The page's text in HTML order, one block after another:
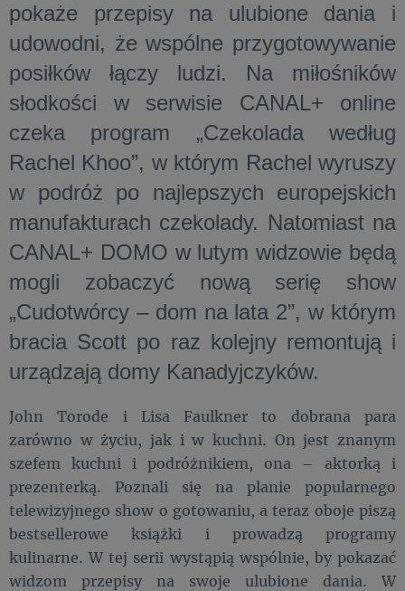
pokaże przepisy na ulubione dania i
udowodni, że wspólne przygotowywanie
posiłków łączy ludzi. Na miłośników
słodkości w serwisie CANAL+ online
czeka program „Czekolada według
Rachel Khoo”, w którym Rachel wyruszy
w podróż po najlepszych europejskich
manufakturach czekolady. Natomiast na
CANAL+ DOMO w lutym widzowie będą
mogli zobaczyć nową serię show
„Cudotwórcy – dom na lata 2”, w którym
bracia Scott po raz kolejny remontują i
urządzają domy Kanadyjczyków.
John Torode i Lisa Faulkner to dobrana para
zarówno w życiu, jak i w kuchni. On jest znanym
szefem kuchni i podróżnikiem, ona – aktorką i
prezenterką. Poznali się na planie popularnego
telewizyjnego show o gotowaniu, a teraz oboje piszą
bestsellerowe książki i prowadzą programy
kulinarne. W tej serii wystąpią wspólnie, by pokazać
widzom przepisy na swoje ulubione dania. W